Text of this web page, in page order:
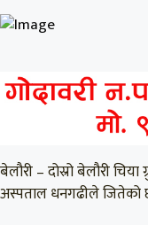
बेलौरी – दोस्रो बेलौरी
अस्पताल धनगढीले जितेको